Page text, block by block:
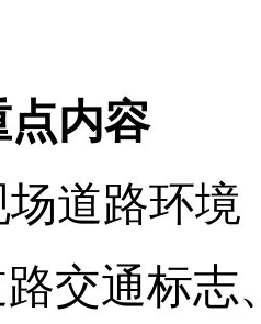
点内容
道路环境
交通标志